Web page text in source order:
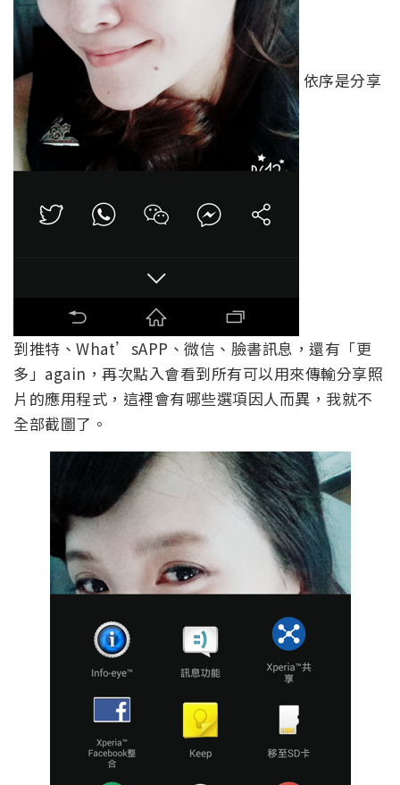
依序是分享
到推特、What’sAPP、微信、臉書訊息，還有「更
多」again，再次點入會看到所有可以用來傳輸分享照
片的應用程式，這裡會有哪些選項因人而異，我就不
全部截圖了。